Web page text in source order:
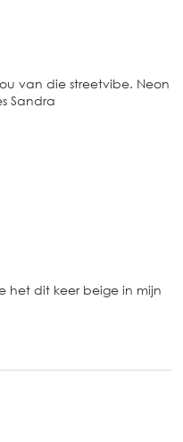
van die streetvibe. Neon
Sandra
het dit keer beige in mijn